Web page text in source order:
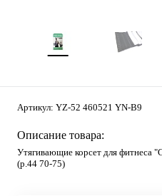
Артикул: YZ-52 460521 YN-B9
Описание товара:
Утягивающие корсет для фитнеса
(р.44 70-75)